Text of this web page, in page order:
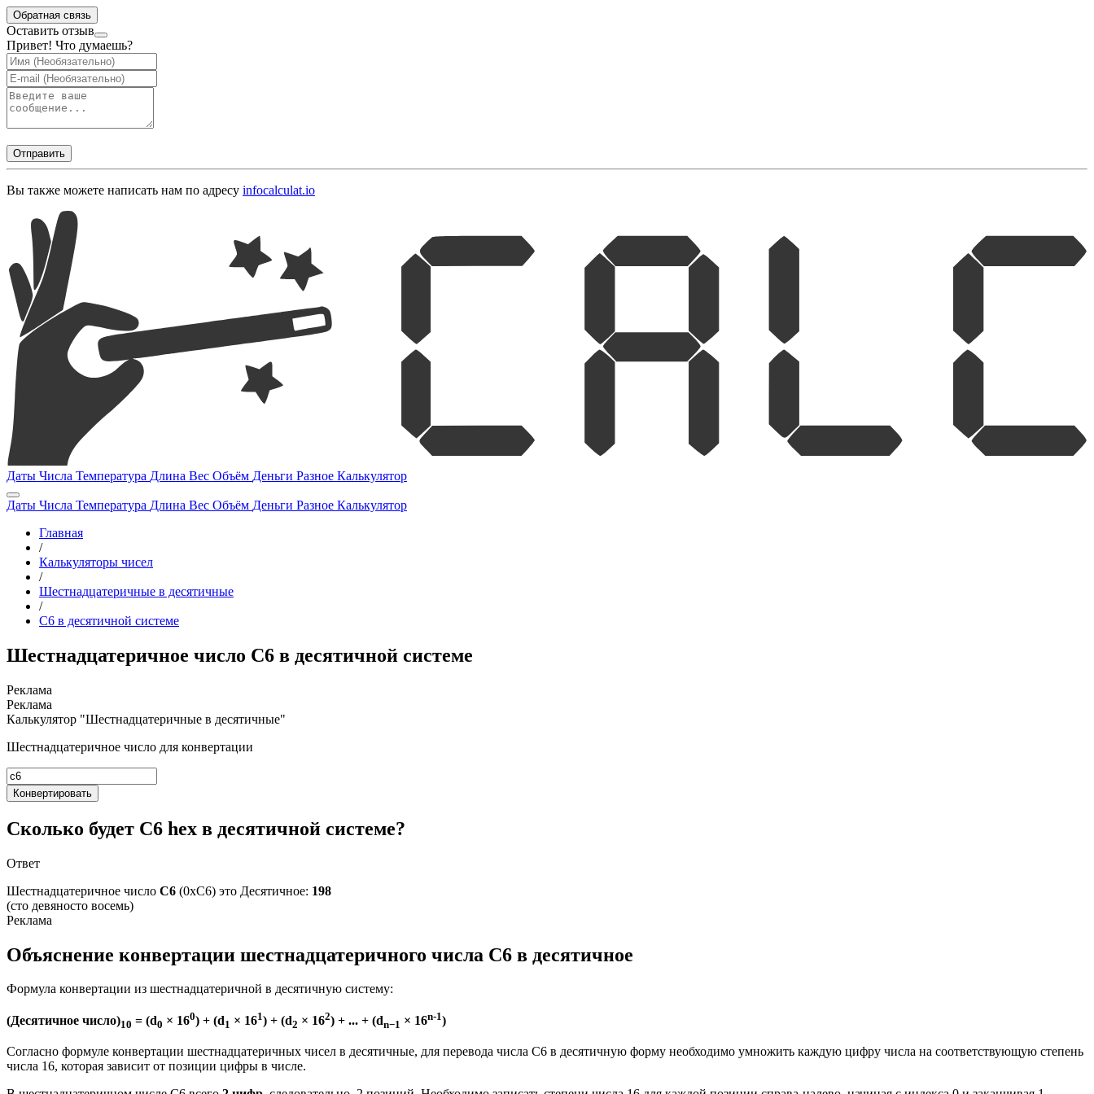
Обратная связь
Оставить отзыв
Привет! Что думаешь?
Отправить
Вы также можете написать нам по адресу infocalculat.io
Даты Числа Температура Длина Вес Объём Деньги Разное Калькулятор
Даты Числа Температура Длина Вес Объём Деньги Разное Калькулятор
Главная
/
Калькуляторы чисел
/
Шестнадцатеричные в десятичные
/
C6 в десятичной системе
Шестнадцатеричное число C6 в десятичной системе
Калькулятор "Шестнадцатеричные в десятичные"
Шестнадцатеричное число для конвертации
Конвертировать
Сколько будет C6 hex в десятичной системе?
Ответ
Шестнадцатеричное число C6 (0xC6) это Десятичное: 198
(сто девяносто восемь)
Объяснение конвертации шестнадцатеричного числа C6 в десятичное
Формула конвертации из шестнадцатеричной в десятичную систему:
(Десятичное число)10 = (d0 × 160) + (d1 × 161) + (d2 × 162) + ... + (dn−1 × 16n-1)
Согласно формуле конвертации шестнадцатеричных чисел в десятичные, для перевода числа C6 в десятичную форму необходимо умножить каждую цифру числа на соответствующую степень
числа 16, которая зависит от позиции цифры в числе.